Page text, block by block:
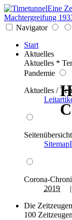
Eine
Machtergreifung
Navigator
Start
Aktuelles
Aktuelles *
Pandemie
Aktuelles /
Seitenübersicht
Sitemap
Corona-
2019
Die Zeitzeugen
100